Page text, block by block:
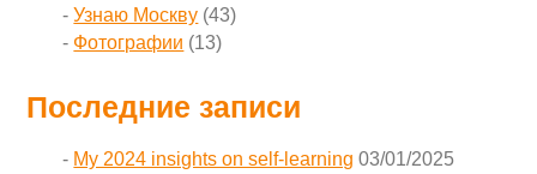
Узнаю Москву (43)
Фотографии (13)
Последние записи
My 2024 insights on self-learning 03/01/2025